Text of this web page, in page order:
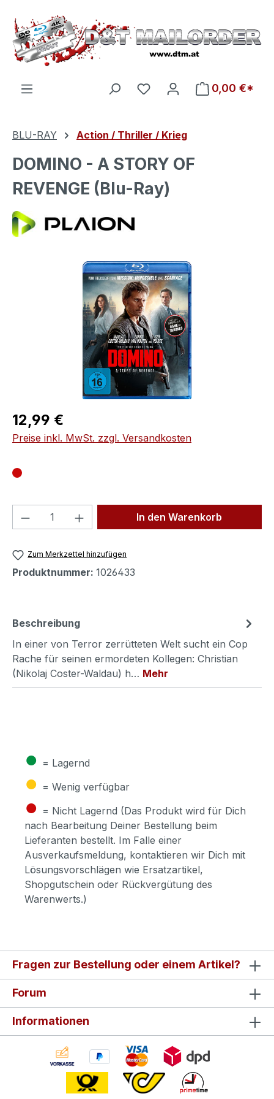
Zum Hauptinhalt springen
Du hast 0 Produkte auf
0,00 €*
BLU-RAY Action / Thriller / Krieg
DOMINO - A STORY OF
REVENGE (Blu-Ray)
Bildergalerie überspringen
Regulärer Preis:
12,99 €
Preise inkl. MwSt. zzgl. Versandkosten
Produkt Anzahl: Gib denIn den Warenkorb
Zum Merkzettel hinzufügen
Produktnummer: 1026433
Beschreibung
In einer von Terror zerrütteten Welt sucht ein Cop
Rache für seinen ermordeten Kollegen: Christian
(Nikolaj Coster-Waldau) h… Mehr
● = Lagernd
● = Wenig verfügbar
● = Nicht Lagernd (Das Produkt wird für Dich
nach Bearbeitung Deiner Bestellung beim
Lieferanten bestellt. Im Falle einer
Ausverkaufsmeldung, kontaktieren wir Dich mit
Lösungsvorschlägen wie Ersatzartikel,
Shopgutschein oder Rückvergütung des
Warenwerts.)
Fragen zur Bestellung oder einem Artikel?
Forum
Informationen